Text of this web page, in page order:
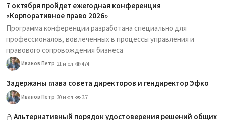
7 октября пройдет ежегодная конференция
«Корпоративное право 2026»
Программа конференции разработана специально для
профессионалов, вовлеченных в процессы управления и
правового сопровождения бизнеса
Иванов Петр 21 июл 474
Задержаны глава совета директоров и гендиректор Эфко
Иванов Петр 30 июл 351
Альтернативный порядок удостоверения решений общих